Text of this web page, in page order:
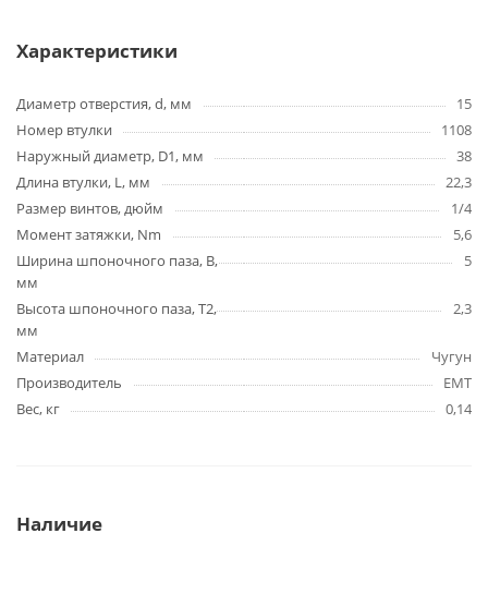
Характеристики
Диаметр отверстия, d, мм
15
Номер втулки
1108
Наружный диаметр, D1, мм
38
Длина втулки, L, мм
22,3
Размер винтов, дюйм
1/4
Момент затяжки, Nm
5,6
Ширина шпоночного паза, B,
мм
5
Высота шпоночного паза, T2,
мм
2,3
Материал
Чугун
Производитель
EMT
Вес, кг
0,14
Наличие